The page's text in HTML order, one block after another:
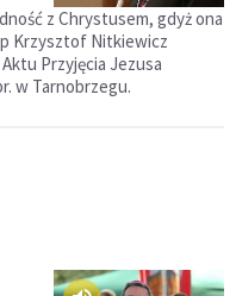
z Chrystusem, gdyż ona
Krzysztof Nitkiewicz
Przyjęcia Jezusa
w Tarnobrzegu.